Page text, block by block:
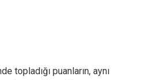
topladığı puanların, aynı